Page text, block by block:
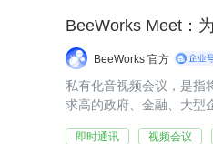
BeeWorks Meet：
BeeWorks 官方
私有化音视频会议，是指
求高的政府、金融、大型
即时通讯 视频会议